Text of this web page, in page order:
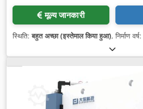
मूल्य जानकारी
स्थिति:बहुत अच्छा (इस्तेमाल किया हुआ), निर्माण वर्ष: